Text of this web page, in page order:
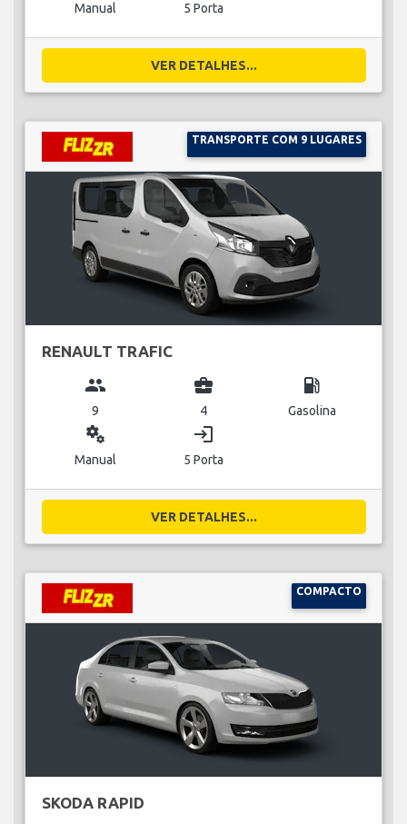
Manual 5 Porta
VER DETALHES...
TRANSPORTE COM 9 LUGARES
RENAULT TRAFIC
group
9
business_center
4
local_gas_station
Gasolina
miscellaneous_services
Manual
login
5 Porta
VER DETALHES...
COMPACTO
SKODA RAPID